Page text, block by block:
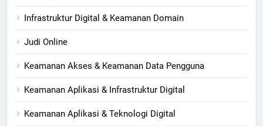
Infrastruktur Digital & Keamanan Domain
Judi Online
Keamanan Akses & Keamanan Data Pengguna
Keamanan Aplikasi & Infrastruktur Digital
Keamanan Aplikasi & Teknologi Digital